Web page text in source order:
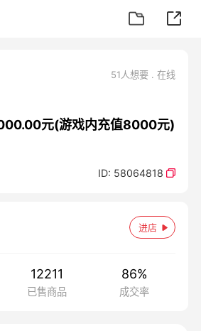
51人想要 . 在线
元(游戏内充值8000元)
ID: 58064818
进店
12211
已售商品
86%
成交率